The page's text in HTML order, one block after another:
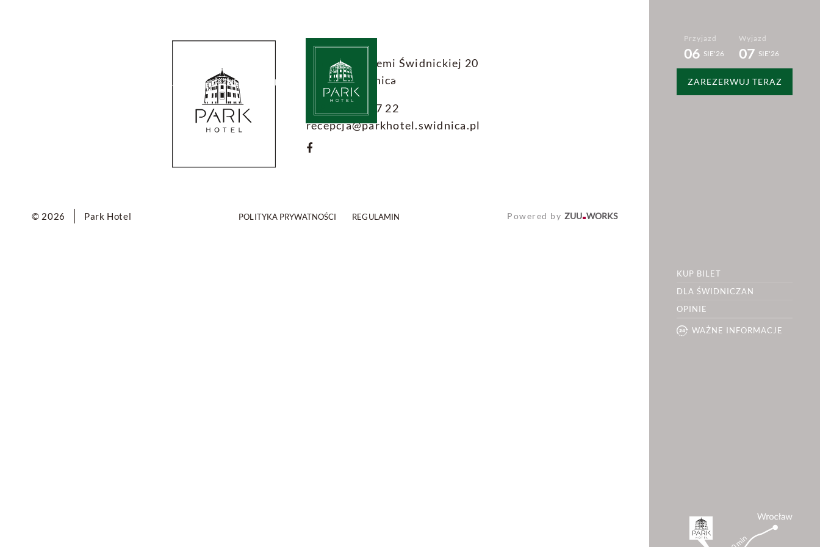
Przyjazd
06 SIE 26
Wyjazd
07 SIE 26
ZAREZERWUJ TERAZ
KUP BILET
DLA ŚWIDNICZAN
OPINIE
WAŻNE INFORMACJE
BIZNES WESELA Z DZIEĆMI
Pionierów Ziemi Świdnickiej 20
58-100 Świdnica
+48 74 853 77 22
recepcja@parkhotel.swidnica.pl
© 2026 Park Hotel POLITYKA PRYWATNOŚCI REGULAMIN Powered by ZUU WORKS